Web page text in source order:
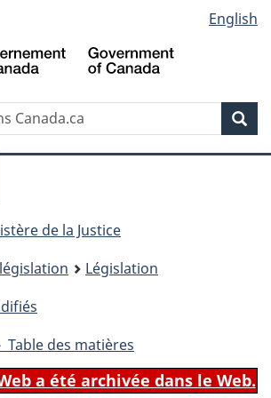
au
contenu
propos
de
la
HTML
simplifiée
English
de la Justice
Législation
Table des matières
a été archivée dans le Web.